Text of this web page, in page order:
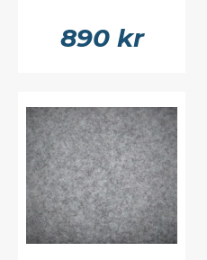
890 kr